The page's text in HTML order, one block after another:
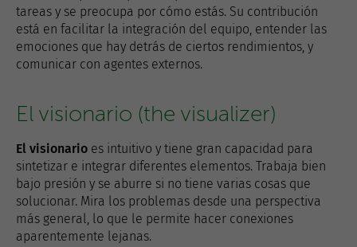
tareas y se preocupa por cómo estás. Su contribución
está en facilitar la integración del equipo, entender las
emociones que hay detrás de ciertos rendimientos, y
comunicar con agentes externos.
El visionario (the visualizer)
El visionario es intuitivo y tiene gran capacidad para
sintetizar e integrar diferentes elementos. Trabaja bien
bajo presión y se aburre si no tiene varias cosas que
solucionar. Mira los problemas desde una perspectiva
más general, lo que le permite hacer conexiones
aparentemente lejanas.